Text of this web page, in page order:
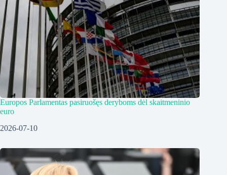
Europos Parlamentas pasiruošęs deryboms dėl skaitmeninio
euro
2026-07-10